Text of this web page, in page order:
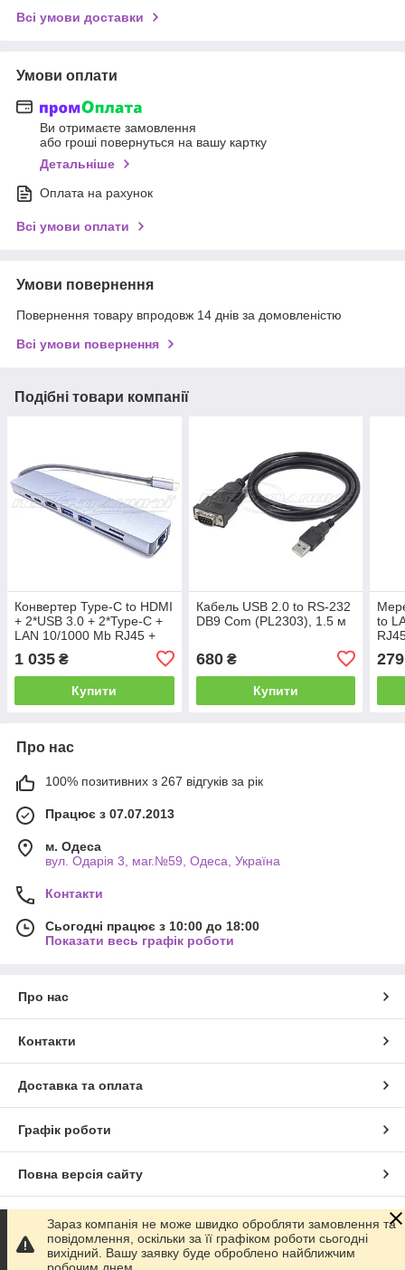
Всі умови доставки
Умови оплати
Ви отримаєте замовлення
або гроші повернуться на вашу картку
Детальніше
Оплата на рахунок
Всі умови оплати
Умови повернення
Повернення товару впродовж 14 днів за домовленістю
Всі умови повернення
Подібні товари компанії
Конвертер Type-C to HDMI
+ 2*USB 3.0 + 2*Type-C +
LAN 10/1000 Mb RJ45 +
1 035 ₴
Купити
Кабель USB 2.0 to RS-232
DB9 Com (PL2303), 1.5 м
680₴
Купити
to
279
Про нас
100% позитивних з 267 відгуків за рік
Працює з 07.07.2013
м. Одеса
вул. Одарiя 3, маг.№59, Одеса, Україна
Контакти
Сьогодні працює з 10:00 до 18:00
Показати весь графік роботи
Про нас
Контакти
Доставка та оплата
Графік роботи
Повна версія сайту
Сайт створено на маркетплейсі Prom.ua
Політика конфіденційності
Зараз компанія не може швидко обробляти замовлення та
повідомлення, оскільки за її графіком роботи сьогодні
вихідний. Вашу заявку буде оброблено найближчим